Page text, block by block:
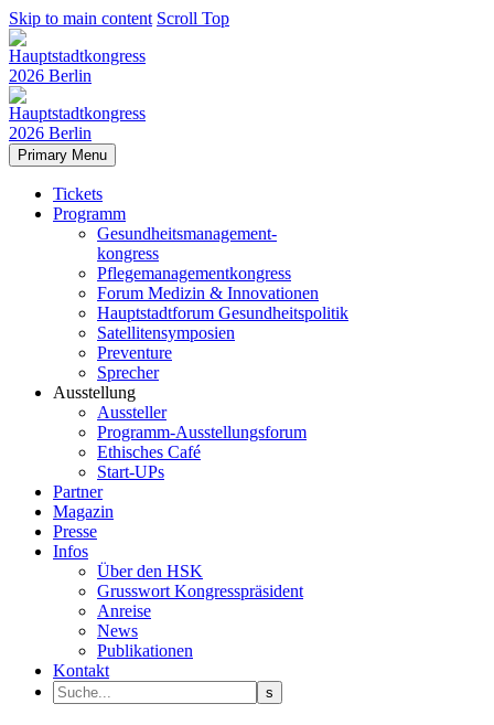
Skip to main content Scroll Top
Primary Menu
Tickets
Programm
Gesundheitsmanagement-
kongress
Pflegemanagementkongress
Forum Medizin & Innovationen
Hauptstadtforum Gesundheitspolitik
Satellitensymposien
Preventure
Sprecher
Ausstellung
Aussteller
Programm-Ausstellungsforum
Ethisches Café
Start-UPs
Partner
Magazin
Presse
Infos
Über den HSK
Grusswort Kongresspräsident
Anreise
News
Publikationen
Kontakt